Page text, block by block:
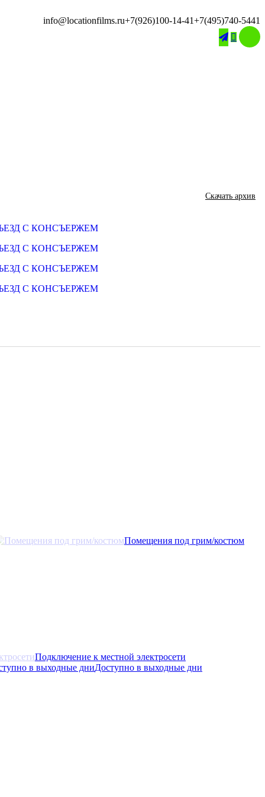
info@locationfilms.ru+7(926)100-14-41+7(495)740-5441

Скачать архив
Помещения под грим/костюм
Подключение к местной электросети
Доступно в выходные дни